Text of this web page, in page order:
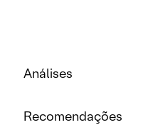
Análises
Recomendações